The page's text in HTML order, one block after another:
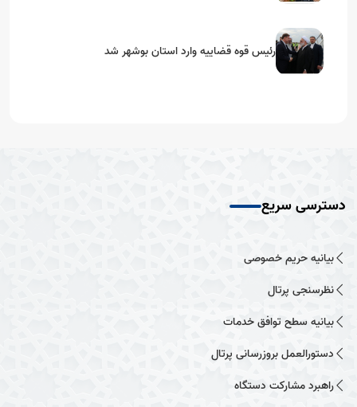
رئیس قوه قضاییه وارد استان بوشهر شد
دسترسی سریع
بیانیه حریم خصوصی
نظرسنجی پرتال
بیانیه سطح توافق خدمات
دستورالعمل بروزرسانی پرتال
راهبرد مشارکت دستگاه